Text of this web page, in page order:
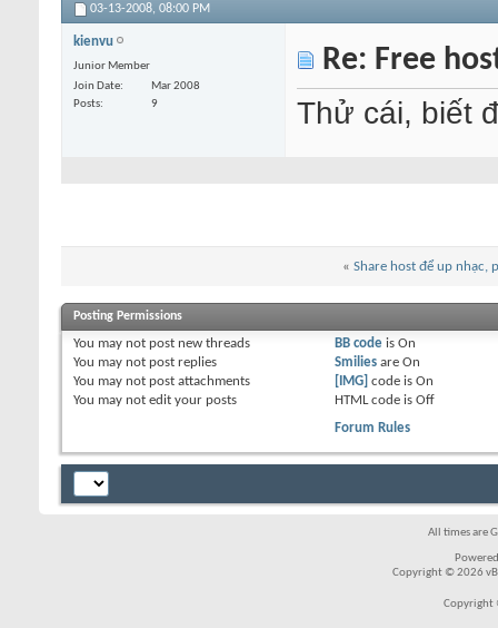
03-13-2008, 08:00 PM
kienvu
Junior Member
Join Date
Mar 2008
Posts
9
Re: Free
Thử cái, biết
« Share host để up nhạc,
Posting Permissions
You may not post new threads
You may not post replies
You may not post attachments
You may not edit your posts
BB codeis On
Smiliesare On
[IMG] code is On
HTML code is Off
Forum Rules
All times are
Copyright © 2026
Copyright